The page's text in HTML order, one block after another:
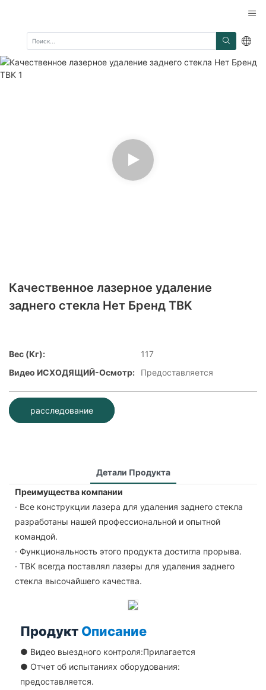
Качественное лазерное удаление
заднего стекла Нет Бренд TBK
Вес (кг):
117
Видео ИСХОДЯЩИЙ-Осмотр:
Предоставляется
расследование
Детали Продукта
Преимущества компании
· Все конструкции лазера для удаления заднего стекла
разработаны нашей профессиональной и опытной
командой.
· Функциональность этого продукта достигла прорыва.
· TBK всегда поставлял лазеры для удаления заднего
стекла высочайшего качества.
Продукт Описание
● Видео выездного контроля:Прилагается
● Отчет об испытаниях оборудования:
предоставляется.